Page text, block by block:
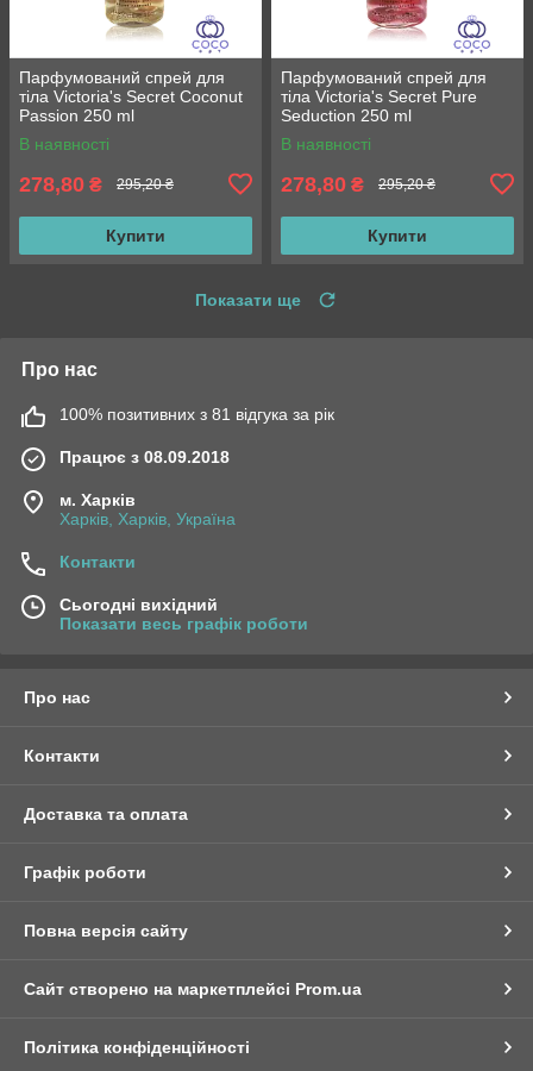
Парфумований спрей для
тіла Victoria's Secret Coconut
Passion 250 ml
В наявності
278,80 ₴ 295,20 ₴
Купити
Парфумований спрей для
тіла Victoria's Secret Pure
Seduction 250 ml
В наявності
278,80 ₴ 295,20 ₴
Купити
Показати ще
Про нас
100% позитивних з 81 відгука за рік
Працює з 08.09.2018
м. Харків
Харків, Харків, Україна
Контакти
Сьогодні вихідний
Показати весь графік роботи
Про нас
Контакти
Доставка та оплата
Графік роботи
Повна версія сайту
Сайт створено на маркетплейсі Prom.ua
Політика конфіденційності